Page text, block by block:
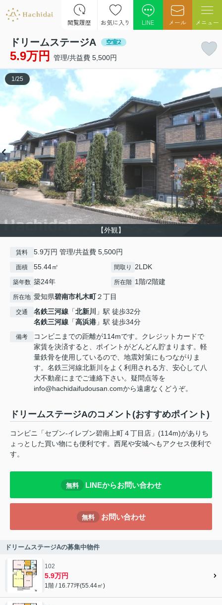
閲覧履歴 お気に入り LINE メール メニュー
ドリームステージA 空室2
5.9万円 管理/共益費 5,500円
【外観】
1 /25
賃料 5.9万円 管理/共益費 5,500円
面積 55.44㎡ 間取り 2LDK
築年数 築24年 所在階 1階/2階建
所在地 愛知県碧南市札木町２丁目
交通 名鉄三河線 「北新川
」駅 徒歩32分
名鉄三河線 「高浜港 」駅 徒歩34分
備考
コンビニまでの距離が114mです。クレジットカードで
家賃を決済すると、ポイントがどんどん貯まります。軽
量鉄骨を使用しているので、地震対策にもつながりま
す。名鉄三河線北新川をよく利用される方、安心して八
大不動産にまでご連絡下さい。疑問点等を
info@hachidaifudousan.comから遠慮なくどうぞ。
ドリームステージAのコメント(おすすめポイント)
コンビニ「セブン-イレブン碧南上町４丁目店」(114m)がありち
ょっとした買い物にも便利です。西尾や安城へもアクセス便利で
す。
無料 LINEからお問い合わせ
無料 お問い合わせ
ドリームステージAの募集中物件
102
5.9万円
1階 / 16.77坪(55.44㎡)